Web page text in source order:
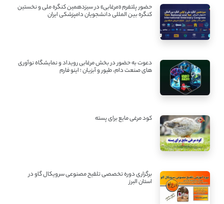
حضور پلتفرم «مرغابی» در سیزدهمین کنگره ملی و نخستین
کنگره بین ‌المللی دانشجویان دامپزشکی ایران
دعوت به حضور در بخش مرغابی رویداد و نمایشگاه نوآوری
های صنعت دام، طیور و آبزیان ؛ اینو فارم
کود مرغی مایع برای پسته
برگزاری دوره تخصصی تلقیح مصنوعی سرویکال گاو در
استان البرز